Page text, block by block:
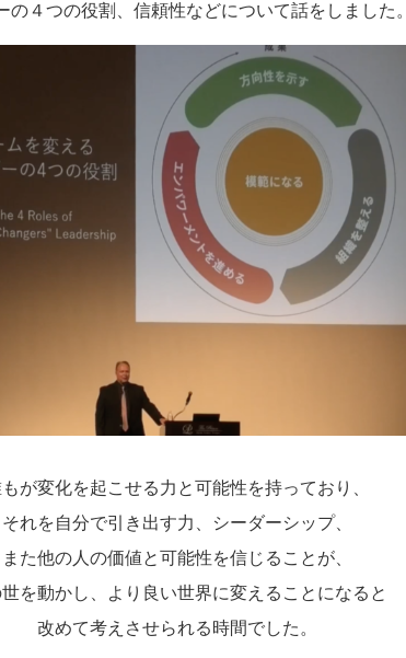
の４つの役割、信頼性などについて話をしました。
が変化を起こせる力と可能性を持っており、
それを自分で引き出す力、シーダーシップ、
また他の人の価値と可能性を信じることが、
世を動かし、より良い世界に変えることになると
改めて考えさせられる時間でした。